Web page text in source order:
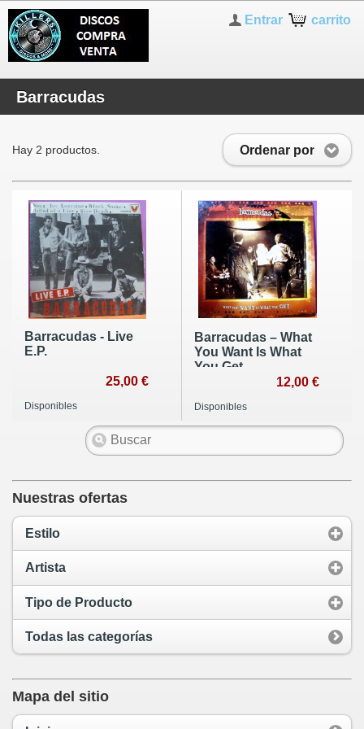
carrito
Entrar
Barracudas
Ordenar por
Hay 2 productos.
Barracudas - Live
E.P.
25,00 €
Disponibles
Barracudas ‎– What
You Want Is What
You Get
12,00 €
Disponibles
Nuestras ofertas
Estilo
Artista
Tipo de Producto
Todas las categorías
Mapa del sitio